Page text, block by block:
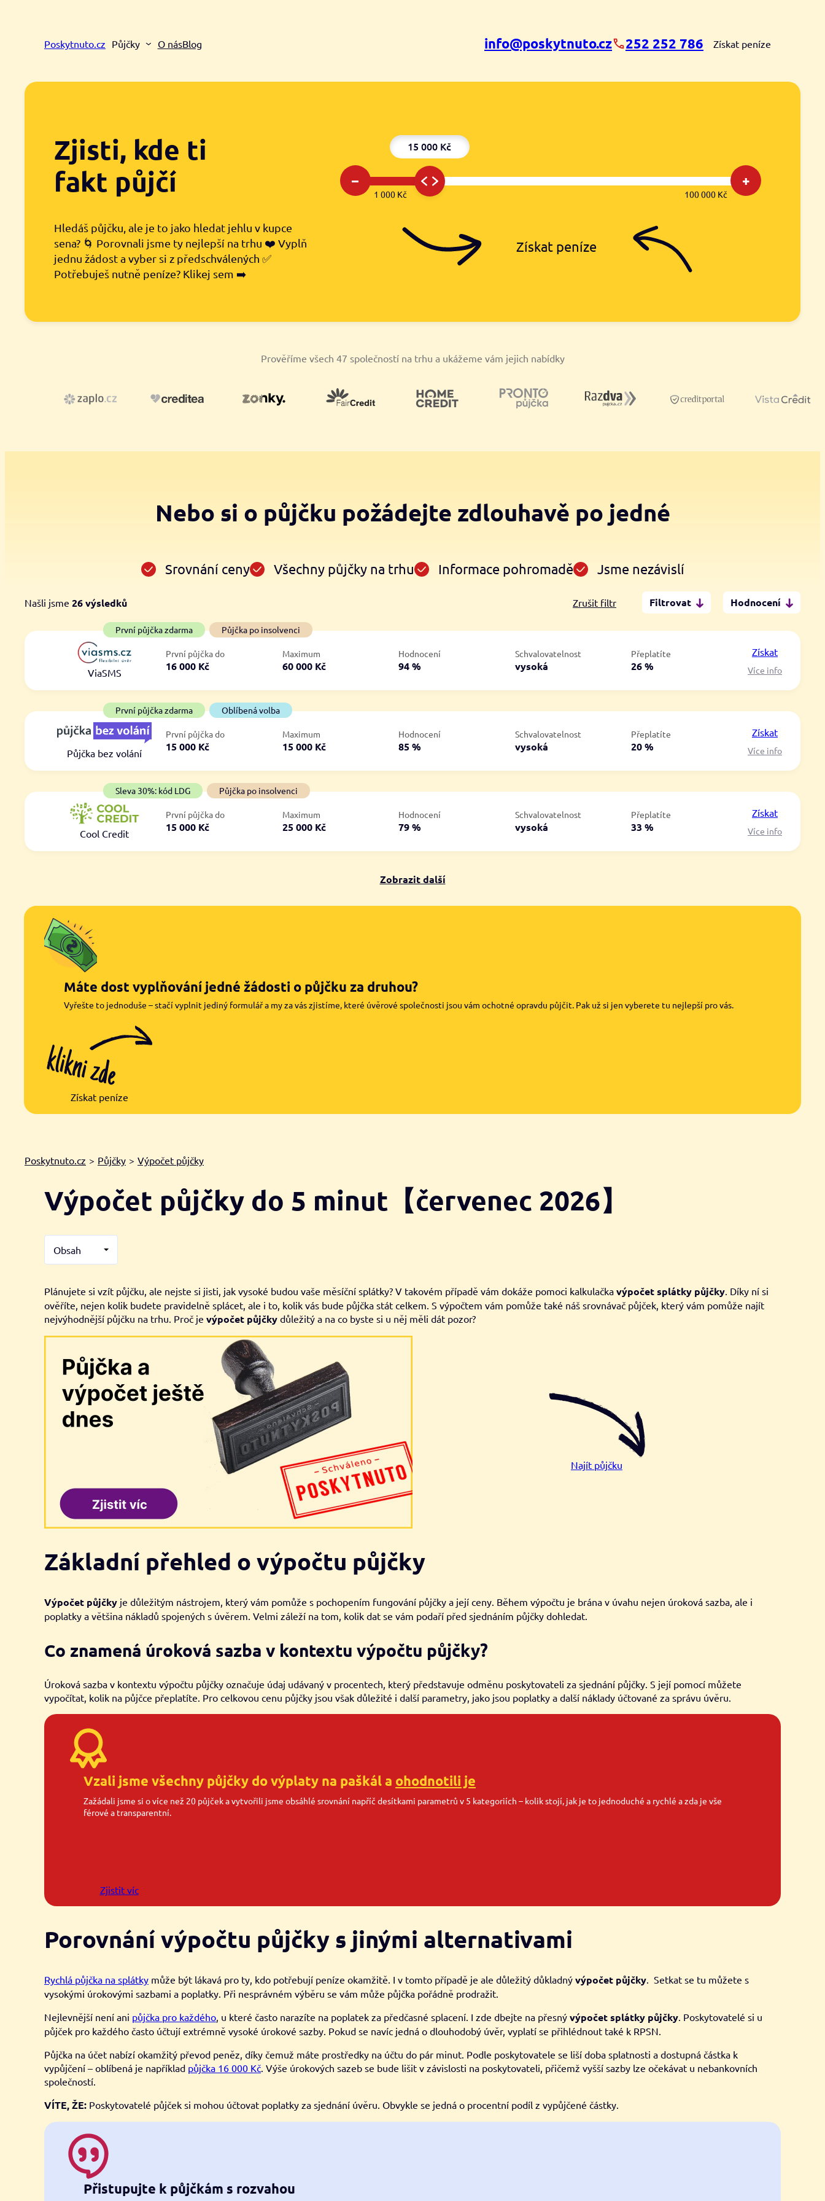
Poskytnuto.cz Půjčky O násBlog info@poskytnuto.cz 252 252 786 Získat peníze
Zjisti, kde ti
fakt půjčí
Hledáš půjčku, ale je to jako hledat jehlu v kupce
sena? 🌀 Porovnali jsme ty nejlepší na trhu ❤️ Vyplň
jednu žádost a vyber si z předschválených ✅
Potřebuješ nutně peníze? Klikej sem ➡️
15 000 Kč
– +
1 000 Kč 100 000 Kč
Získat peníze
Prověříme všech 47 společností na trhu a ukážeme vám jejich nabídky
Nebo si o půjčku požádejte zdlouhavě po jedné
Srovnání ceny Všechny půjčky na trhu Informace pohromadě Jsme nezávislí
Zrušit filtr Filtrovat
Hodnocení
Od
Do
První půjčka zdarma
ano
Našli jsme 26výsledků
První půjčka zdarma Půjčka po insolvenci
ViaSMS
První půjčka do
16 000 Kč
Maximum
60 000 Kč
Hodnocení
94 %
Schvalovatelnost
vysoká
Přeplatíte
26 %
Získat
Více info
První půjčka zdarma Oblíbená volba
Půjčka bez volání
První půjčka do
15 000 Kč
Maximum
15 000 Kč
Hodnocení
85 %
Schvalovatelnost
vysoká
Přeplatíte
20 %
Získat
Více info
Sleva 30%: kód LDG Půjčka po insolvenci
Cool Credit
První půjčka do
15 000 Kč
Maximum
25 000 Kč
Hodnocení
79 %
Schvalovatelnost
vysoká
Přeplatíte
33 %
Získat
Více info
Zobrazit další
Máte dost vyplňování jedné žádosti o půjčku za druhou?
Vyřešte to jednoduše – stačí vyplnit jediný formulář a my za vás zjistíme, které úvěrové společnosti jsou vám ochotné opravdu půjčit. Pak už si jen vyberete tu nejlepší pro vás.
Získat peníze
Poskytnuto.cz > Půjčky > Výpočet půjčky
Výpočet půjčky do 5 minut【červenec 2026】
Obsah
Plánujete si vzít půjčku, ale nejste si jisti, jak vysoké budou vaše měsíční splátky? V takovém případě vám dokáže pomoci kalkulačka výpočet splátky půjčky . Díky ní si
ověříte, nejen kolik budete pravidelně splácet, ale i to, kolik vás bude půjčka stát celkem. S výpočtem vám pomůže také náš srovnávač půjček, který vám pomůže najít
nejvýhodnější půjčku na trhu. Proč je výpočet půjčky důležitý a na co byste si u něj měli dát pozor?
Najít půjčku
Základní přehled o výpočtu půjčky
Výpočet půjčky je důležitým nástrojem, který vám pomůže s pochopením fungování půjčky a její ceny. Během výpočtu je brána v úvahu nejen úroková sazba, ale i
poplatky a většina nákladů spojených s úvěrem. Velmi záleží na tom, kolik dat se vám podaří před sjednáním půjčky dohledat.
Co znamená úroková sazba v kontextu výpočtu půjčky?
Úroková sazba v kontextu výpočtu půjčky označuje údaj udávaný v procentech, který představuje odměnu poskytovateli za sjednání půjčky. S její pomocí můžete
vypočítat, kolik na půjčce přeplatíte. Pro celkovou cenu půjčky jsou však důležité i další parametry, jako jsou poplatky a další náklady účtované za správu úvěru.
Vzali jsme všechny půjčky do výplaty na paškál a ohodnotili je
Zažádali jsme si o více než 20 půjček a vytvořili jsme obsáhlé srovnání napříč desítkami parametrů v 5 kategoriích – kolik stojí, jak je to jednoduché a rychlé a zda je vše
férové a transparentní.
Zjistit víc
Porovnání výpočtu půjčky s jinými alternativami
Rychlá půjčka na splátky může být lákavá pro ty, kdo potřebují peníze okamžitě. I v tomto případě je ale důležitý důkladný výpočet půjčky . Setkat se tu můžete s
vysokými úrokovými sazbami a poplatky. Při nesprávném výběru se vám může půjčka pořádně prodražit.
Nejlevnější není ani půjčka pro každého , u které často narazíte na poplatek za předčasné splacení. I zde dbejte na přesný výpočet splátky půjčky . Poskytovatelé si u
půjček pro každého často účtují extrémně vysoké úrokové sazby. Pokud se navíc jedná o dlouhodobý úvěr, vyplatí se přihlédnout také k RPSN.
Půjčka na účet nabízí okamžitý převod peněz, díky čemuž máte prostředky na účtu do pár minut. Podle poskytovatele se liší doba splatnosti a dostupná částka k
vypůjčení – oblíbená je například půjčka 16 000 Kč . Výše úrokových sazeb se bude lišit v závislosti na poskytovateli, přičemž vyšší sazby lze očekávat u nebankovních
společností.
VÍTE, ŽE: Poskytovatelé půjček si mohou účtovat poplatky za sjednání úvěru. Obvykle se jedná o procentní podíl z vypůjčené částky.
Přistupujte k půjčkám s rozvahou